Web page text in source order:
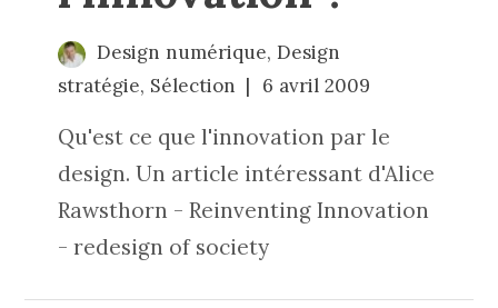
Design numérique, Design
stratégie, Sélection 6 avril 2009
Qu'est ce que l'innovation par le
design. Un article intéressant d'Alice
Rawsthorn - Reinventing Innovation
- redesign of society